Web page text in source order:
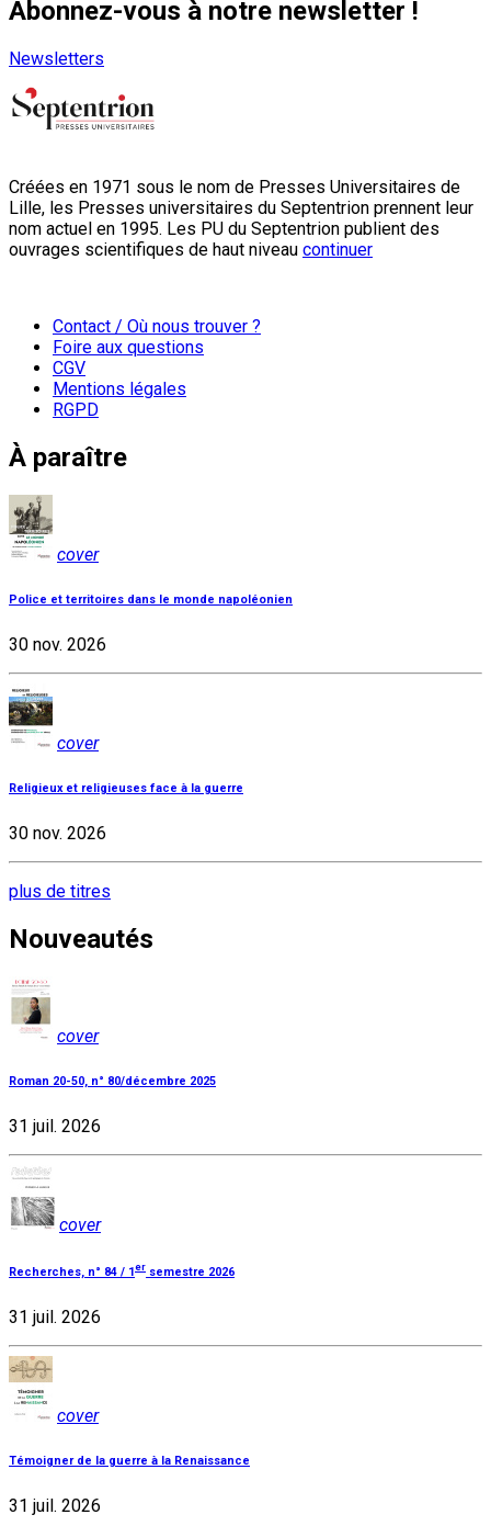
Abonnez-vous à notre newsletter !
Newsletters
Créées en 1971 sous le nom de Presses Universitaires de
Lille, les Presses universitaires du Septentrion prennent leur
nom actuel en 1995. Les PU du Septentrion publient des
ouvrages scientifiques de haut niveau continuer
Contact / Où nous trouver ?
Foire aux questions
CGV
Mentions légales
RGPD
À paraître
cover
Police et territoires dans le monde napoléonien
30 nov. 2026
cover
Religieux et religieuses face à la guerre
30 nov. 2026
plus de titres
Nouveautés
cover
Roman 20-50, n° 80/décembre 2025
31 juil. 2026
cover
Recherches, n° 84 / 1 er semestre 2026
31 juil. 2026
cover
Témoigner de la guerre à la Renaissance
31 juil. 2026